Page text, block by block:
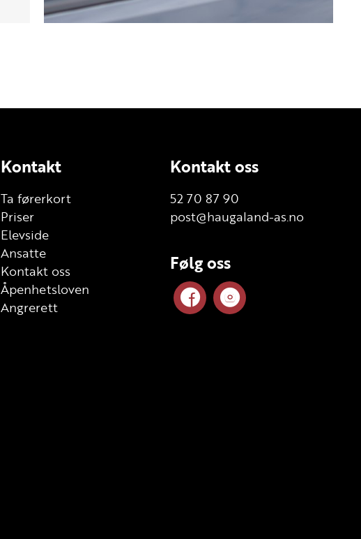
Kontakt
Ta førerkort
Priser
Elevside
Ansatte
Kontakt oss
Åpenhetsloven
Angrerett
Kontakt oss
52 70 87 90
post@haugaland-as.no
Følg oss